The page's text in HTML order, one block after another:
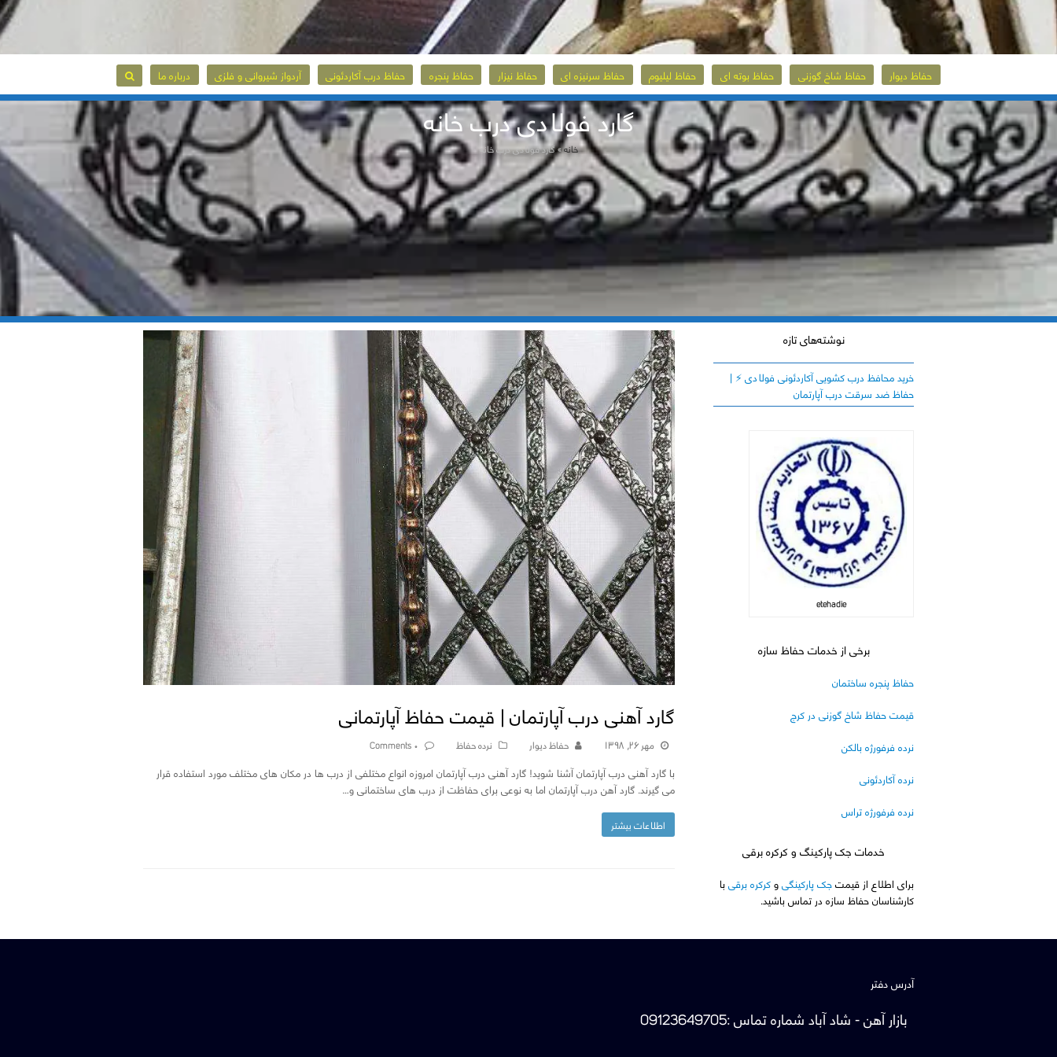
حفاظ دیوار حفاظ شاخ گوزنی حفاظ بوته ای حفاظ لیلیوم حفاظ سرنیزه ای حفاظ نیزار حفاظ پنجره حفاظ درب آکاردئونی آردواز شیروانی و فلزی درباره ما
گارد فولادی درب خانه
خانه»گارد فولادی درب خانه
گارد آهنی درب آپارتمان | قیمت حفاظ آپارتمانی
مهر ۲۶, ۱۳۹۸ حفاظ دیوار نرده حفاظ ۰ Comments
با گارد آهنی درب آپارتمان آشنا شوید! گارد آهنی درب آپارتمان امروزه انواع مختلفی از درب ها در مکان های مختلف مورد استفاده قرار
می گیرند. گارد آهن درب آپارتمان اما به نوعی برای حفاظت از درب های ساختمانی و…
اطلاعات بیشتر
نوشته‌های تازه
خرید محافظ درب کشویی آکاردئونی فولادی ⚡️ |
حفاظ ضد سرقت درب آپارتمان
etehadie
برخی از خدمات حفاظ سازه
حفاظ پنجره ساختمان
قیمت حفاظ شاخ گوزنی در کرج
نرده فرفورژه بالکن
نرده آکاردئونی
نرده فرفورژه تراس
خدمات جک پارکینگ و کرکره برقی
برای اطلاع از قیمتجک پارکینگیوکرکره برقی با
کارشناسان حفاظ سازه در تماس باشید.
آدرس دفتر
بازار آهن - شاد آبادشماره تماس:
09123649705